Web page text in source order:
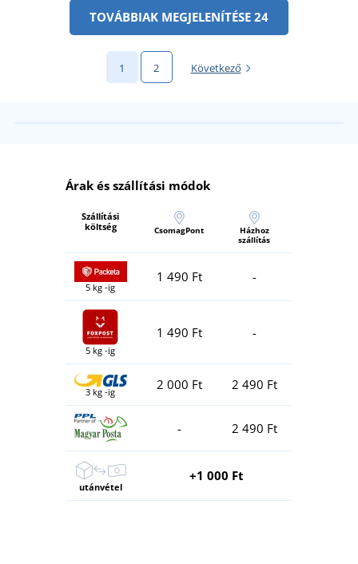
TOVÁBBIAK MEGJELENÍTÉSE 24
1 2 Következő
Árak és szállítási módok
Szállítási
költség
CsomagPont
Házhoz
szállítás
5 kg -ig
1 490 Ft -
5 kg -ig
1 490 Ft -
3 kg -ig 2 000 Ft 2 490 Ft
- 2 490 Ft
utánvétel
+1 000 Ft